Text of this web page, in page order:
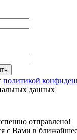
политикой
данных
отправлено!
с Вами в